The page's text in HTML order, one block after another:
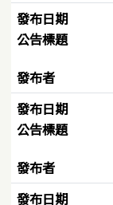
發布日期
公告標題
發布者
發布日期
公告標題
發布者
發布日期